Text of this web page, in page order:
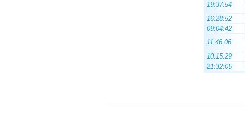
19:37:54
16:28:52
09:04:42
11:46:06
10:15:29
21:32:05